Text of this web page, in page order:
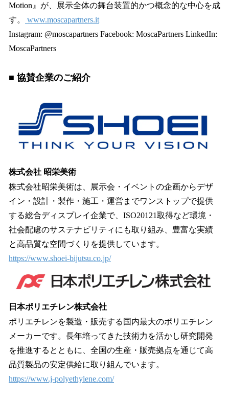
Motion』が、展示全体の舞台装置的かつ概念的な中心を成
す。
www.moscapartners.it
Instagram: @moscapartners Facebook: MoscaPartners LinkedIn:
MoscaPartners
■ 協賛企業のご紹介
株式会社 昭栄美術
株式会社昭栄美術は、展示会・イベントの企画からデザ
イン・設計・製作・施工・運営までワンストップで提供
する総合ディスプレイ企業で、ISO20121取得など環境・
社会配慮のサステナビリティにも取り組み、豊富な実績
と高品質な空間づくりを提供しています。
https://www.shoei-bijutsu.co.jp/
日本ポリエチレン株式会社
ポリエチレンを製造・販売する国内最大のポリエチレン
メーカーです。長年培ってきた技術力を活かし研究開発
を推進するとともに、全国の生産・販売拠点を通じて高
品質製品の安定供給に取り組んでいます。
https://www.j-polyethylene.com/